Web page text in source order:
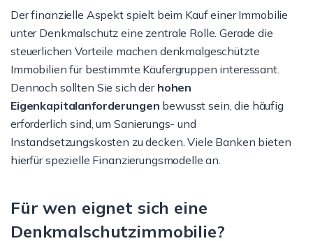
Der finanzielle Aspekt spielt beim Kauf einer Immobilie
unter Denkmalschutz eine zentrale Rolle. Gerade die
steuerlichen Vorteile machen denkmalgeschützte
Immobilien für bestimmte Käufergruppen interessant.
Dennoch sollten Sie sich der hohen
Eigenkapitalanforderungen bewusst sein, die häufig
erforderlich sind, um Sanierungs- und
Instandsetzungskosten zu decken. Viele Banken bieten
hierfür spezielle Finanzierungsmodelle an.
Für wen eignet sich eine
Denkmalschutzimmobilie?